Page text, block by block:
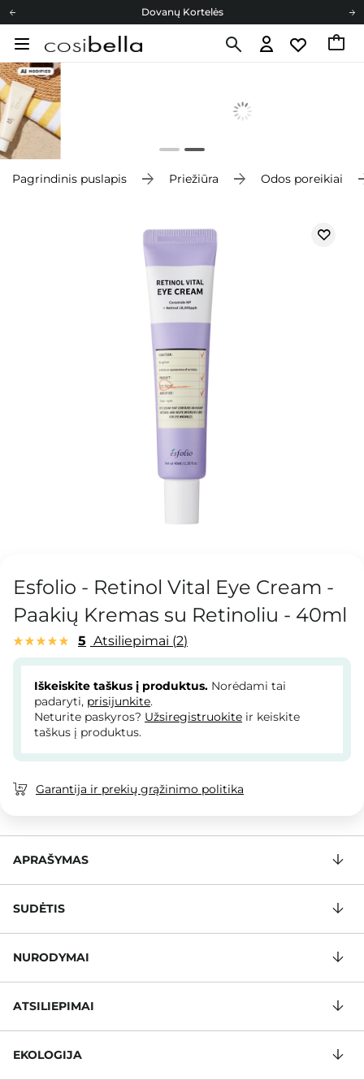
Dovanų Kortelės
Cosibella lojalumo programa
Pagrindinis puslapis Priežiūra Odos poreikiai
Esfolio - Retinol Vital Eye Cream -
Paakių Kremas su Retinoliu - 40ml
5 Atsiliepimai 2
Iškeiskite taškus į produktus. Norėdami tai
padaryti, prisijunkite.
Neturite paskyros? Užsiregistruokite ir keiskite
taškus į produktus.
Garantija ir prekių grąžinimo politika
APRAŠYMAS
SUDĖTIS
NURODYMAI
ATSILIEPIMAI
EKOLOGIJA